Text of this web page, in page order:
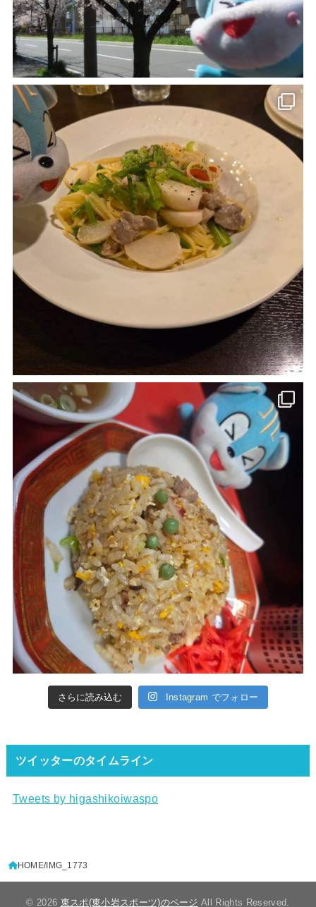
さらに読み込む Instagram でフォロー
ツイッターのタイムライン
Tweets by higashikoiwaspo
HOME IMG_1773
© 2026 東スポ(東小岩スポーツ)のページ All Rights Reserved.